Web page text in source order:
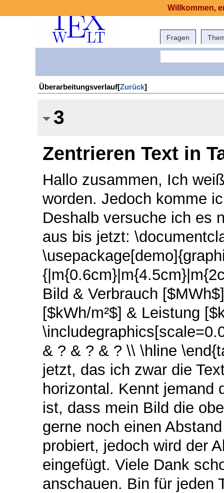
Fragen
Überarbeitungsverlauf[Zurück]
3
Zentrieren Text in
Hallo zusammen, Ich
worden. Jedoch komme
Deshalb versuche ich es
aus bis jetzt:
Bild & Verbrauch
[$kWh/m²$] & Leistung
& ? & ? & ? \\ \hline
jetzt, das ich zwar die
horizontal. Kennt jemand
ist, dass mein Bild die
gerne noch einen
probiert, jedoch wird der
eingefügt. Viele Dank
anschauen. Bin für jeden
Willkommen,